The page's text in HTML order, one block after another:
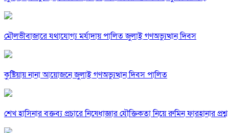
মৌলভীবাজারে যথাযোগ্য মর্যাদায় পালিত জুলাই গণঅভ্যুত্থান দিবস
কুষ্টিয়ায় নানা আয়োজনে জুলাই গণঅভ্যুত্থান দিবস পালিত
শেখ হাসিনার বক্তব্য প্রচারে নিষেধাজ্ঞার যৌক্তিকতা নিয়ে রুমিন ফারহানার প্রশ্ন